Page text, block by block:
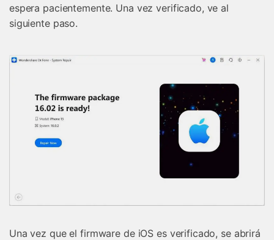
espera pacientemente. Una vez verificado, ve al
siguiente paso.
Una vez que el firmware de iOS es verificado, se abrirá